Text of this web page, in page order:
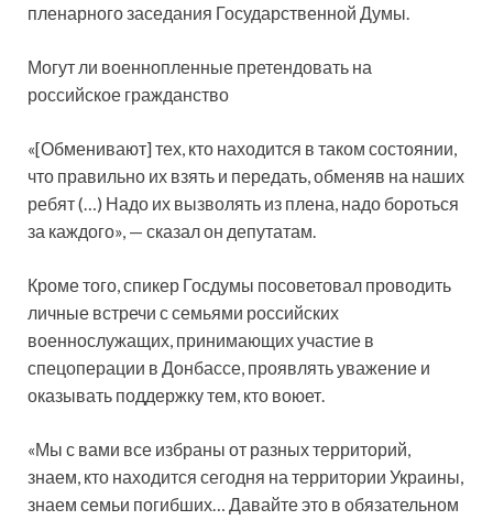
пленарного заседания Государственной Думы.
Могут ли военнопленные претендовать на
российское гражданство
«[Обменивают] тех, кто находится в таком состоянии,
что правильно их взять и передать, обменяв на наших
ребят (…) Надо их вызволять из плена, надо бороться
за каждого», — сказал он депутатам.
Кроме того, спикер Госдумы посоветовал проводить
личные встречи с семьями российских
военнослужащих, принимающих участие в
спецоперации в Донбассе, проявлять уважение и
оказывать поддержку тем, кто воюет.
«Мы с вами все избраны от разных территорий,
знаем, кто находится сегодня на территории Украины,
знаем семьи погибших… Давайте это в обязательном